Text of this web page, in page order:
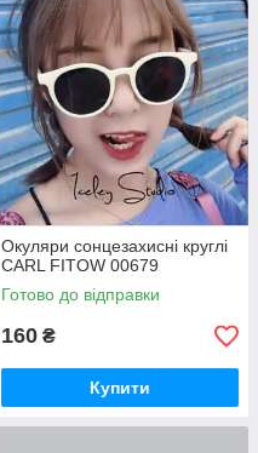
Окуляри сонцезахисні круглі
CARL FITOW 00679
Готово до відправки
160 ₴
Купити